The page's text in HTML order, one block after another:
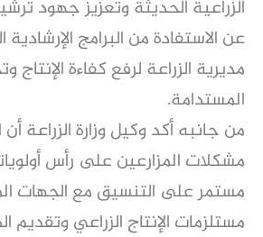
الزراعية الحديثة وتعزيز جهود
عن الاستفادة من البرامج
مديرية الزراعة لرفع كفاءة الإنتاج
المستدامة.
من جانبه أكد وكيل وزارة الزراعة
مشكلات المزارعين على رأس
مستمر على التنسيق مع الجهات
مستلزمات الإنتاج الزراعي وتقديم